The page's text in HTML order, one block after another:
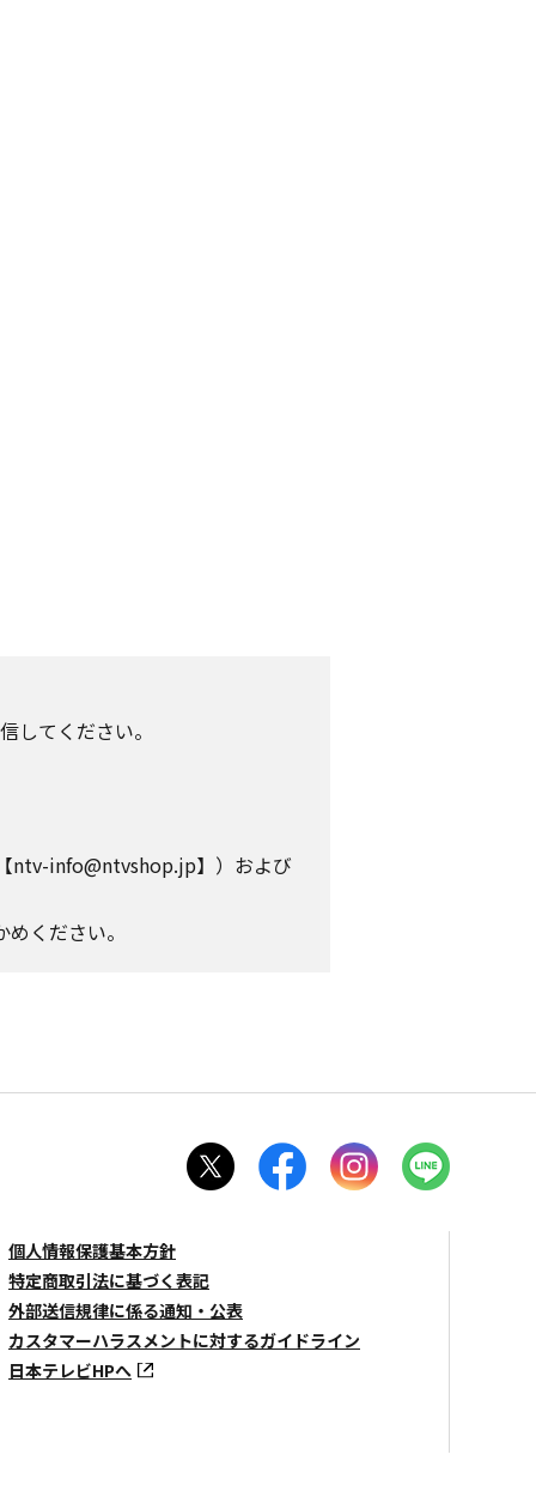
してください。
ntv-info@ntvshop.jp】）および
ください。
個人情報保護基本方針
特定商取引法に基づく表記
外部送信規律に係る通知・公表
カスタマーハラスメントに対するガイドライン
日本テレビHPへ